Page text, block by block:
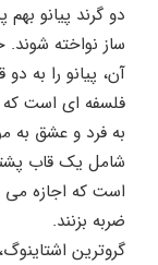
دو گرند پیانو
ساز نواخته
آن، پیانو را به
فلسفه ای است
به فرد و عشق به
شامل یک قاب
است که اجازه
ضربه بزنند.